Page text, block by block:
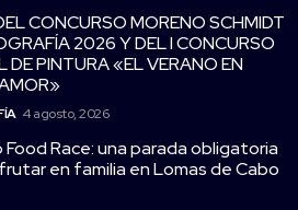
CONCURSO MORENO SCHMIDT
2026 Y DEL I CONCURSO
DE PINTURA «EL VERANO EN
4 agosto, 2026
Race: una parada obligatoria
en familia en Lomas de Cabo